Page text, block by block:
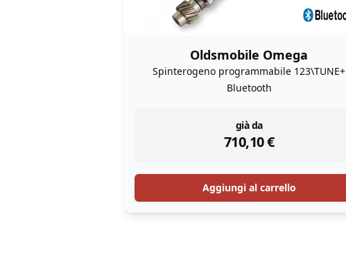
Oldsmobile Omega
Spinterogeno programmabile 123\TUNE+
Bluetooth
già da
710,10€
instock
Aggiungi al carrello